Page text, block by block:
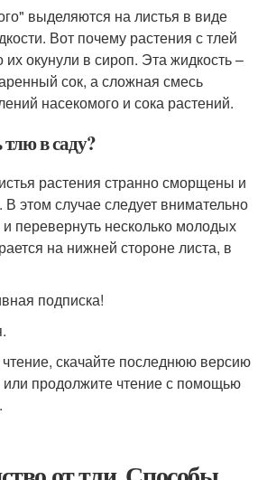
выделяются на листья в виде
Вот почему растения с тлей
их окунули в сироп. Эта жидкость –
сок, а сложная смесь
насекомого и сока растений.
в саду?
растения странно сморщены и
В этом случае следует внимательно
перевернуть несколько молодых
на нижней стороне листа, в
подписка!
скачайте последнюю версию
продолжите чтение с помощью